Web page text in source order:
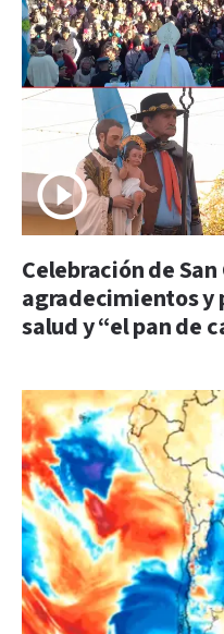
Celebración de
agradecimientos y
salud y “el pan de